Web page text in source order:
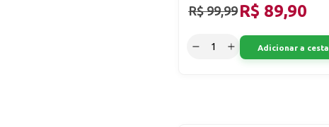
R$ 99,99 R$ 89,90
Adicionar a cesta